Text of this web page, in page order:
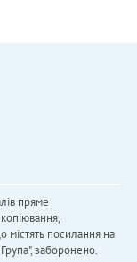
пряме
містять посилання на
заборонено.